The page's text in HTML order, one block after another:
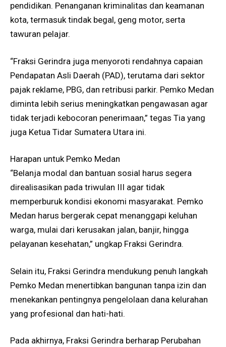
pendidikan. Penanganan kriminalitas dan keamanan
kota, termasuk tindak begal, geng motor, serta
tawuran pelajar.
“Fraksi Gerindra juga menyoroti rendahnya capaian
Pendapatan Asli Daerah (PAD), terutama dari sektor
pajak reklame, PBG, dan retribusi parkir. Pemko Medan
diminta lebih serius meningkatkan pengawasan agar
tidak terjadi kebocoran penerimaan,” tegas Tia yang
juga Ketua Tidar Sumatera Utara ini.
Harapan untuk Pemko Medan
“Belanja modal dan bantuan sosial harus segera
direalisasikan pada triwulan III agar tidak
memperburuk kondisi ekonomi masyarakat. Pemko
Medan harus bergerak cepat menanggapi keluhan
warga, mulai dari kerusakan jalan, banjir, hingga
pelayanan kesehatan,” ungkap Fraksi Gerindra.
Selain itu, Fraksi Gerindra mendukung penuh langkah
Pemko Medan menertibkan bangunan tanpa izin dan
menekankan pentingnya pengelolaan dana kelurahan
yang profesional dan hati-hati.
Pada akhirnya, Fraksi Gerindra berharap Perubahan